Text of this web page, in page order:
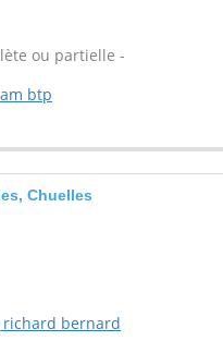
ou partielle -
btp
Chuelles
richard bernard